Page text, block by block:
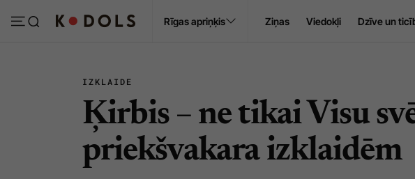
Rīgas apriņķis Ziņas Viedokļi Dzīve un
IZKLAIDE
Ķirbis – ne tikai Visu
priekšvakara izklaidēm